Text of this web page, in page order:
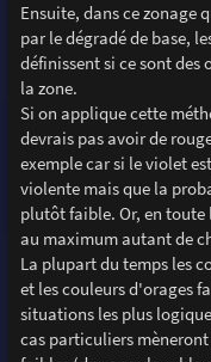
Ensuite, dans ce zonage
par le dégradé de base,
définissent si ce sont
la zone.
Si on applique cette
devrais pas avoir de
exemple car si le violet
violente mais que la
plutôt faible. Or, en toute
au maximum autant de
La plupart du temps les
et les couleurs d'orages
situations les plus
cas particuliers